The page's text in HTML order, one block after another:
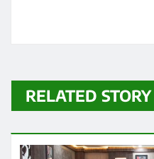
RELATED STORY